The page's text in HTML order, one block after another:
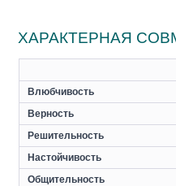
ХАРАКТЕРНАЯ
Влюбчивость
Верность
Решительность
Настойчивость
Общительность